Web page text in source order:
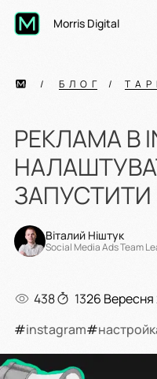
Morris Digital
Віталий Ніштук
Social Media Ads Team
БЛОГ
438 1326 Вересня
РЕКЛАМА В
ЗАПУСТИТИ
#instagram#